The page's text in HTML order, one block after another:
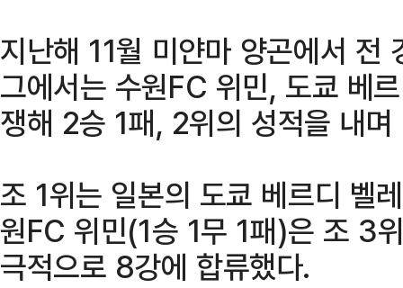
지난해 11월 미얀마 양곤에서 전
그에서는 수원FC 위민, 도쿄 베
쟁해 2승 1패, 2위의 성적을 내
조 1위는 일본의 도쿄 베르디 벨
원FC 위민(1승 1무 1패)은 조 3
극적으로 8강에 합류했다.